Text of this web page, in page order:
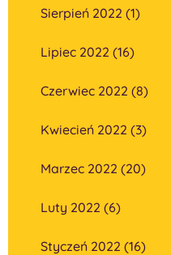
Sierpień 2022 (1)
Lipiec 2022 (16)
Czerwiec 2022 (8)
Kwiecień 2022 (3)
Marzec 2022 (20)
Luty 2022 (6)
Styczeń 2022 (16)